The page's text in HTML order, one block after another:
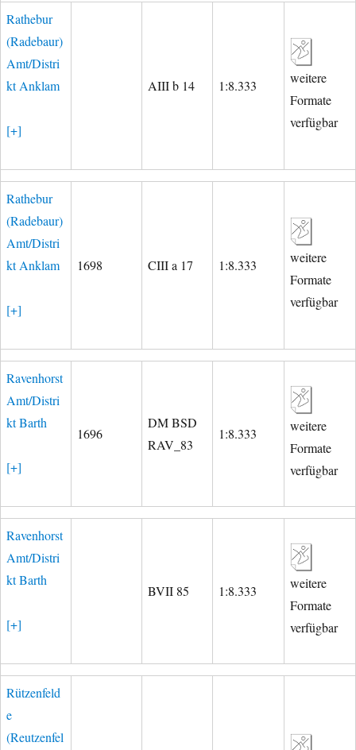
Rathebur
(Radebaur)
Amt/Distri
kt Anklam
[+]
AIII b 14 1:8.333
weitere
Formate
verfügbar
Rathebur
(Radebaur)
Amt/Distri
kt Anklam
[+]
1698 CIII a 17 1:8.333
weitere
Formate
verfügbar
Ravenhorst
Amt/Distri
kt Barth
[+]
1696
DM BSD
RAV_83
1:8.333
weitere
Formate
verfügbar
Ravenhorst
Amt/Distri
kt Barth
[+]
BVII 85 1:8.333
weitere
Formate
verfügbar
Rützenfeld
e
(Reutzenfel